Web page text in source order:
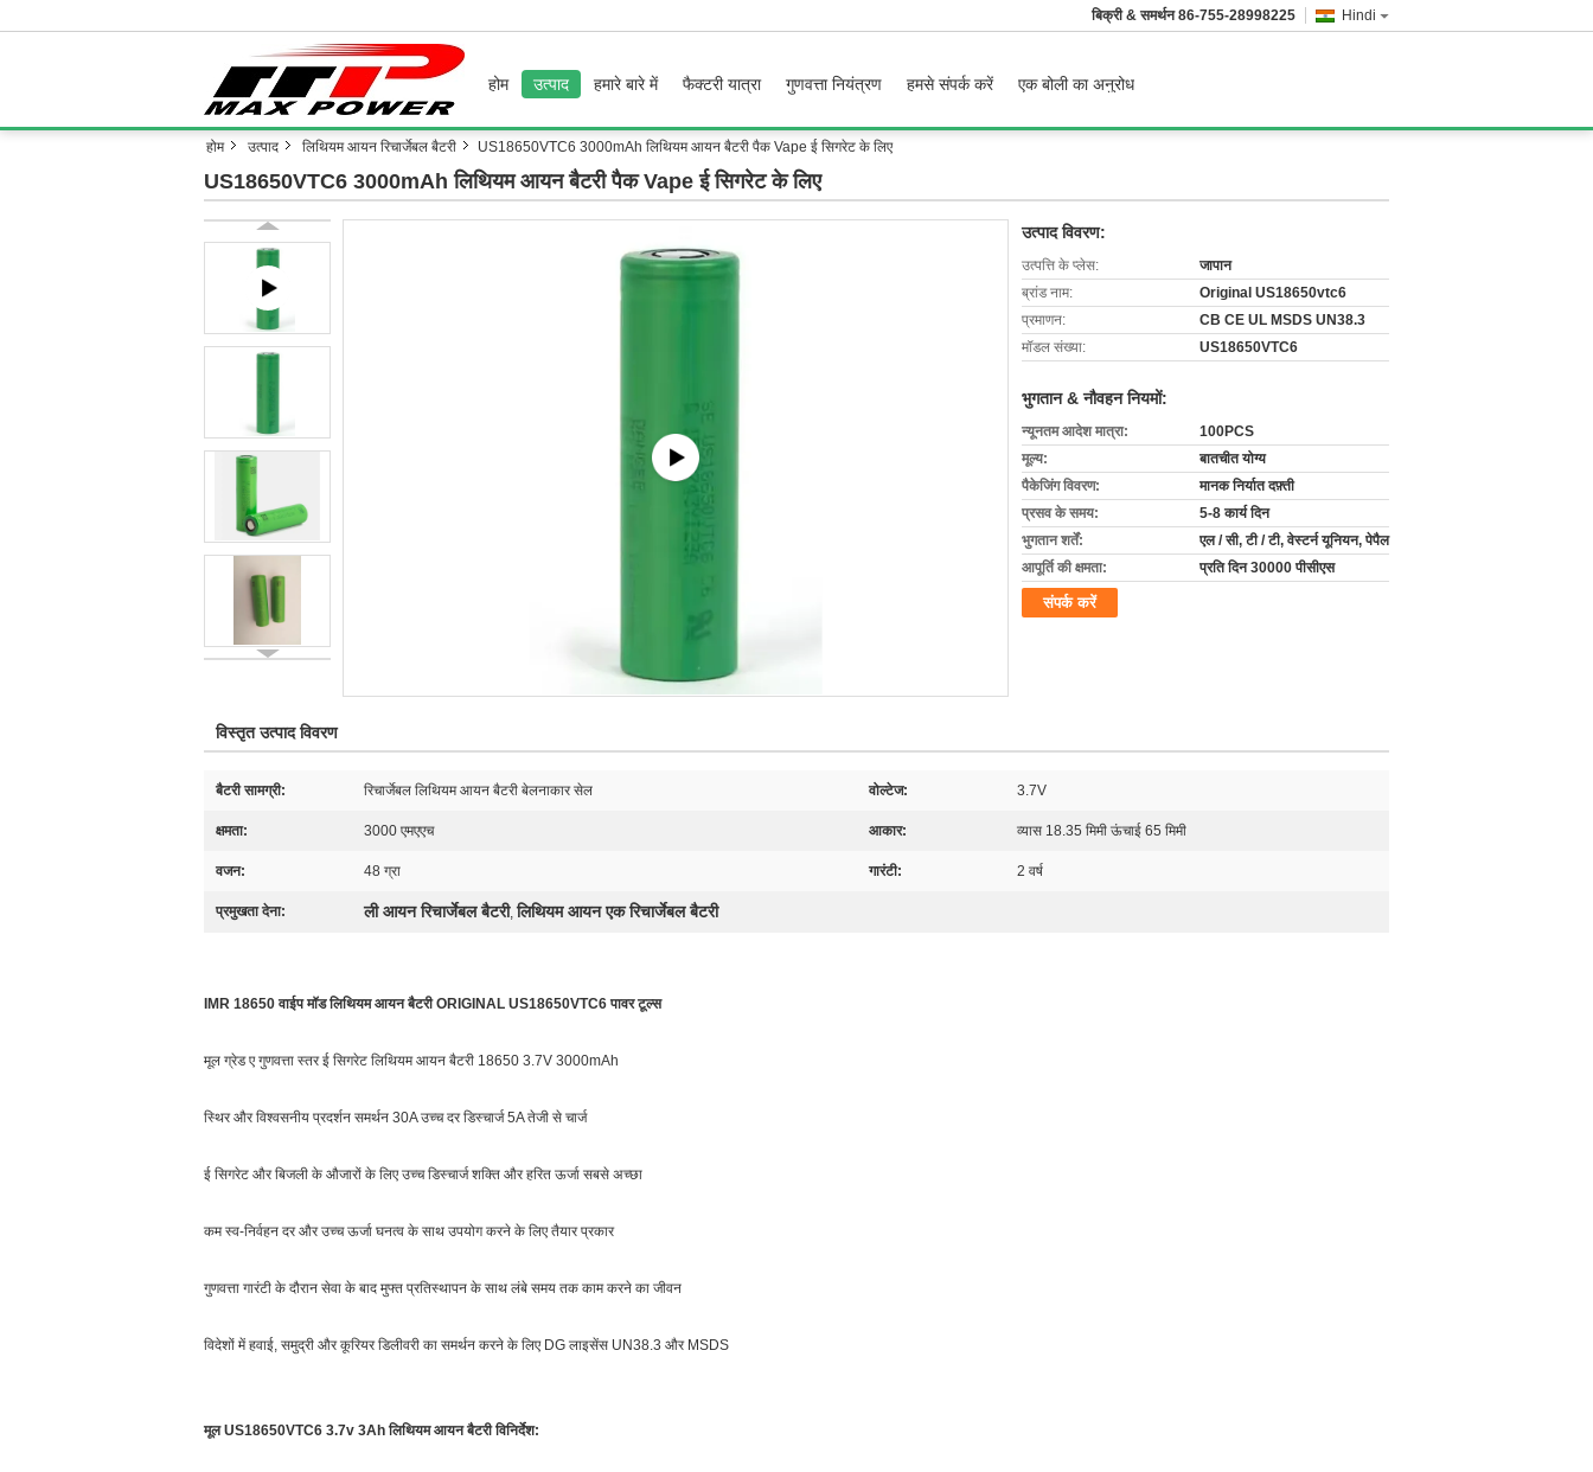
Hindi
बिक्री & समर्थन86-755-28998225
होम उत्पाद हमारे बारे में फैक्टरी यात्रा गुणवत्ता नियंत्रण हमसे संपर्क करें एक बोली का अनुरोध
होम उत्पाद लिथियम आयन रिचार्जेबल बैटरी US18650VTC6 3000mAh लिथियम आयन बैटरी पैक Vape ई सिगरेट के लिए
US18650VTC6 3000mAh लिथियम आयन बैटरी पैक Vape ई सिगरेट के लिए
उत्पाद विवरण:
उत्पत्ति के प्लेस:
जापान
ब्रांड नाम:
Original US18650vtc6
प्रमाणन:
CB CE UL MSDS UN38.3
मॉडल संख्या:
US18650VTC6
भुगतान & नौवहन नियमों:
न्यूनतम आदेश मात्रा:
100PCS
मूल्य:
बातचीत योग्य
पैकेजिंग विवरण:
मानक निर्यात दफ़्ती
प्रसव के समय:
5-8 कार्य दिन
भुगतान शर्तें:
एल / सी, टी / टी, वेस्टर्न यूनियन, पेपैल
आपूर्ति की क्षमता:
प्रति दिन 30000 पीसीएस
संपर्क करें
विस्तृत उत्पाद विवरण
बैटरी सामग्री: रिचार्जेबल लिथियम आयन बैटरी बेलनाकार सेल वोल्टेज: 3.7V
क्षमता: 3000 एमएएच आकार: व्यास 18.35 मिमी ऊंचाई 65 मिमी
वजन: 48 ग्रा गारंटी: 2 वर्ष
प्रमुखता देना: ली आयन रिचार्जेबल बैटरी,लिथियम आयन एक रिचार्जेबल बैटरी
IMR 18650 वाईप मॉड लिथियम आयन बैटरी ORIGINAL US18650VTC6 पावर टूल्स
मूल ग्रेड ए गुणवत्ता स्तर ई सिगरेट लिथियम आयन बैटरी 18650 3.7V 3000mAh
स्थिर और विश्वसनीय प्रदर्शन समर्थन 30A उच्च दर डिस्चार्ज 5A तेजी से चार्ज
ई सिगरेट और बिजली के औजारों के लिए उच्च डिस्चार्ज शक्ति और हरित ऊर्जा सबसे अच्छा
कम स्व-निर्वहन दर और उच्च ऊर्जा घनत्व के साथ उपयोग करने के लिए तैयार प्रकार
गुणवत्ता गारंटी के दौरान सेवा के बाद मुफ्त प्रतिस्थापन के साथ लंबे समय तक काम करने का जीवन
विदेशों में हवाई, समुद्री और कूरियर डिलीवरी का समर्थन करने के लिए DG लाइसेंस UN38.3 और MSDS
मूल US18650VTC6 3.7v 3Ah लिथियम आयन बैटरी विनिर्देश: